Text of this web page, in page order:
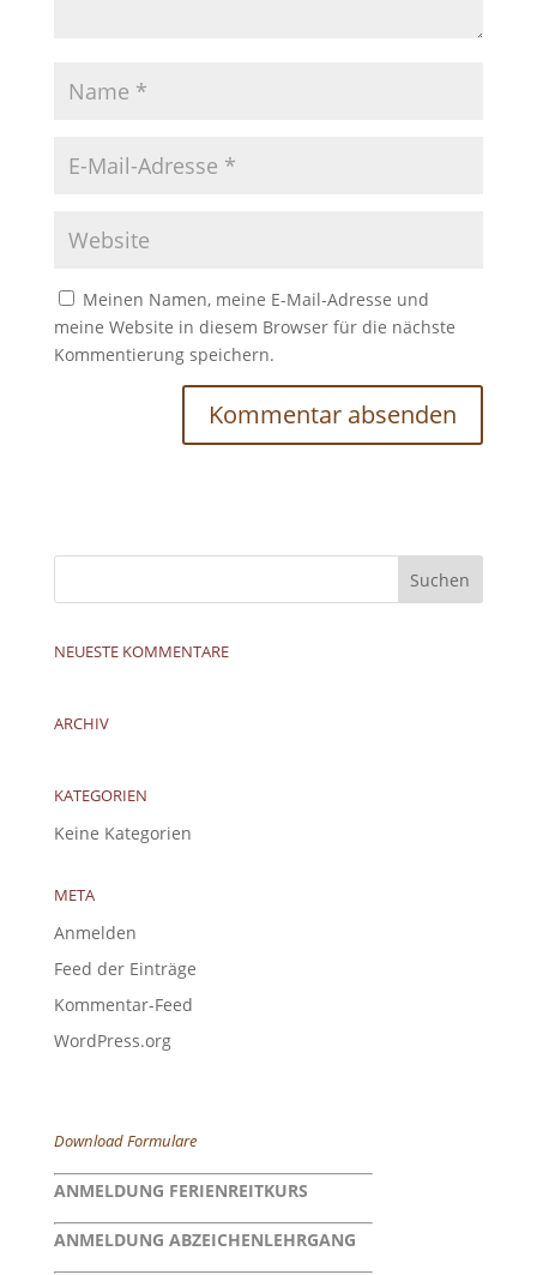
Meinen Namen, meine E-Mail-Adresse und
meine Website in diesem Browser für die nächste
Kommentierung speichern.
NEUESTE KOMMENTARE
ARCHIV
KATEGORIEN
Keine Kategorien
META
Anmelden
Feed der Einträge
Kommentar-Feed
WordPress.org
Download Formulare
ANMELDUNG FERIENREITKURS
ANMELDUNG ABZEICHENLEHRGANG